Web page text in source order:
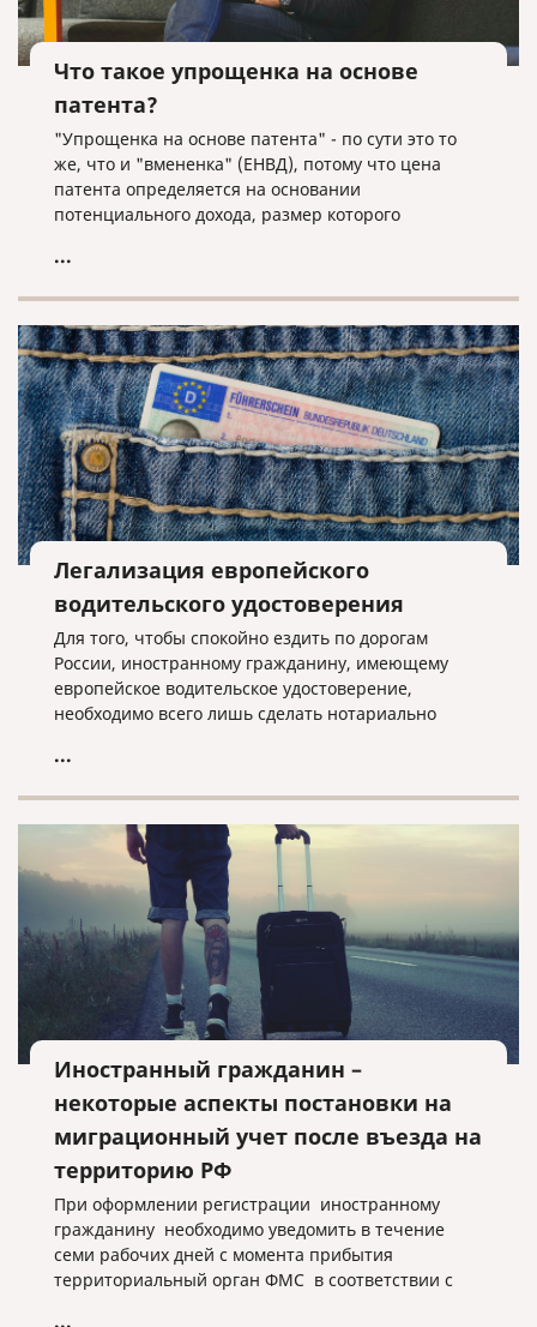
Что такое упрощенка на основе
патента?
"Упрощенка на основе патента" - по сути это то
же, что и "вмененка" (ЕНВД), потому что цена
патента определяется на основании
потенциального дохода, размер которого
ЕНВД, всё решает местная власть.
...
Легализация европейского
водительского удостоверения
Для того, чтобы спокойно ездить по дорогам
России, иностранному гражданину, имеющему
европейское водительское удостоверение,
необходимо всего лишь сделать нотариально
удостоверения.
...
Иностранный гражданин –
некоторые аспекты постановки на
миграционный учет после въезда на
территорию РФ
При оформлении регистрации иностранному
гражданину необходимо уведомить в течение
семи рабочих дней с момента прибытия
территориальный орган ФМС в соответствии с
...